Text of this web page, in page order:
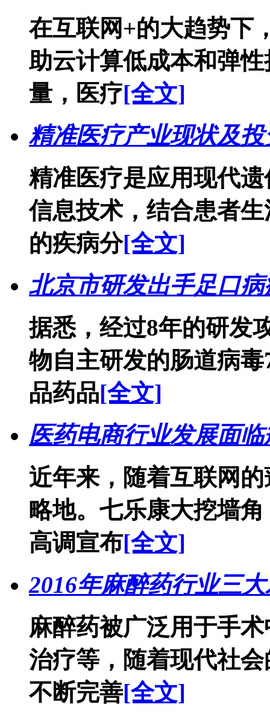
在互联网+的大趋势下
助云计算低成本和弹
量，医疗[全文]
精准医疗产业现状及
精准医疗是应用现代
信息技术，结合患者
的疾病分[全文]
北京市研发出手足口
据悉，经过8年的研发
物自主研发的肠道病
品药品[全文]
医药电商行业发展面
近年来，随着互联网
略地。七乐康大挖墙
高调宣布[全文]
2016年麻醉药行业三
麻醉药被广泛用于手
治疗等，随着现代社
不断完善[全文]